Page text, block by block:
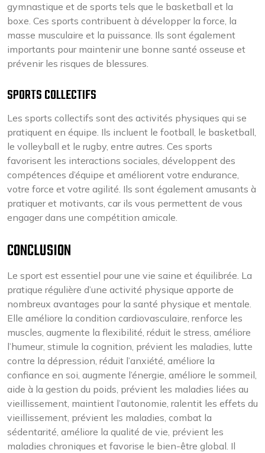
gymnastique et de sports tels que le basketball et la
boxe. Ces sports contribuent à développer la force, la
masse musculaire et la puissance. Ils sont également
importants pour maintenir une bonne santé osseuse et
prévenir les risques de blessures.
SPORTS COLLECTIFS
Les sports collectifs sont des activités physiques qui se
pratiquent en équipe. Ils incluent le football, le basketball,
le volleyball et le rugby, entre autres. Ces sports
favorisent les interactions sociales, développent des
compétences d’équipe et améliorent votre endurance,
votre force et votre agilité. Ils sont également amusants à
pratiquer et motivants, car ils vous permettent de vous
engager dans une compétition amicale.
CONCLUSION
Le sport est essentiel pour une vie saine et équilibrée. La
pratique régulière d’une activité physique apporte de
nombreux avantages pour la santé physique et mentale.
Elle améliore la condition cardiovasculaire, renforce les
muscles, augmente la flexibilité, réduit le stress, améliore
l’humeur, stimule la cognition, prévient les maladies, lutte
contre la dépression, réduit l’anxiété, améliore la
confiance en soi, augmente l’énergie, améliore le sommeil,
aide à la gestion du poids, prévient les maladies liées au
vieillissement, maintient l’autonomie, ralentit les effets du
vieillissement, prévient les maladies, combat la
sédentarité, améliore la qualité de vie, prévient les
maladies chroniques et favorise le bien-être global. Il